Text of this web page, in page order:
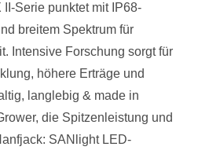
Serie punktet mit IP68-
breitem Spektrum für
Intensive Forschung sorgt für
höhere Erträge und
langlebig & made in
die Spitzenleistung und
SANlight LED-